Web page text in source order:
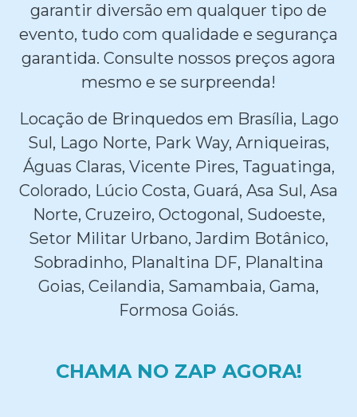
garantir diversão em qualquer tipo de
evento, tudo com qualidade e segurança
garantida. Consulte nossos preços agora
mesmo e se surpreenda!
Locação de Brinquedos em Brasília, Lago
Sul, Lago Norte, Park Way, Arniqueiras,
Águas Claras, Vicente Pires, Taguatinga,
Colorado, Lúcio Costa, Guará, Asa Sul, Asa
Norte, Cruzeiro, Octogonal, Sudoeste,
Setor Militar Urbano, Jardim Botânico,
Sobradinho, Planaltina DF, Planaltina
Goias, Ceilandia, Samambaia, Gama,
Formosa Goiás.
CHAMA NO ZAP AGORA!